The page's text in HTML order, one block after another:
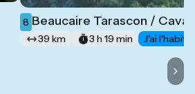
8 Beaucaire Tarascon /
39 km 3 h 19 min J'ai